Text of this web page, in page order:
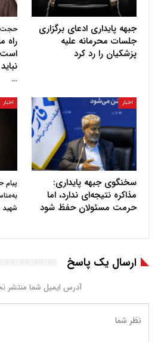
جبهه پایداری ادعای برگزاری
جلسات محرمانه علیه
پزشکیان را رد کرد
راه
نباید
…
اخبار
سخنگوی جبهه پایداری:
مذاکره نتیجه‌ای ندارد، اما
حرمت مسئولان حفظ شود
اخبار
پیام
ارسال یک پاسخ
آدرس ایمیل شما منتشر